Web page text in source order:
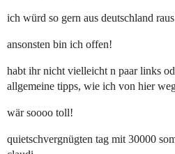
ich würd so gern aus deutschland
ansonsten bin ich offen!
habt ihr nicht vielleicht n paar links
allgemeine tipps, wie ich von hier
wär soooo toll!
quietschvergnügten tag mit 30000